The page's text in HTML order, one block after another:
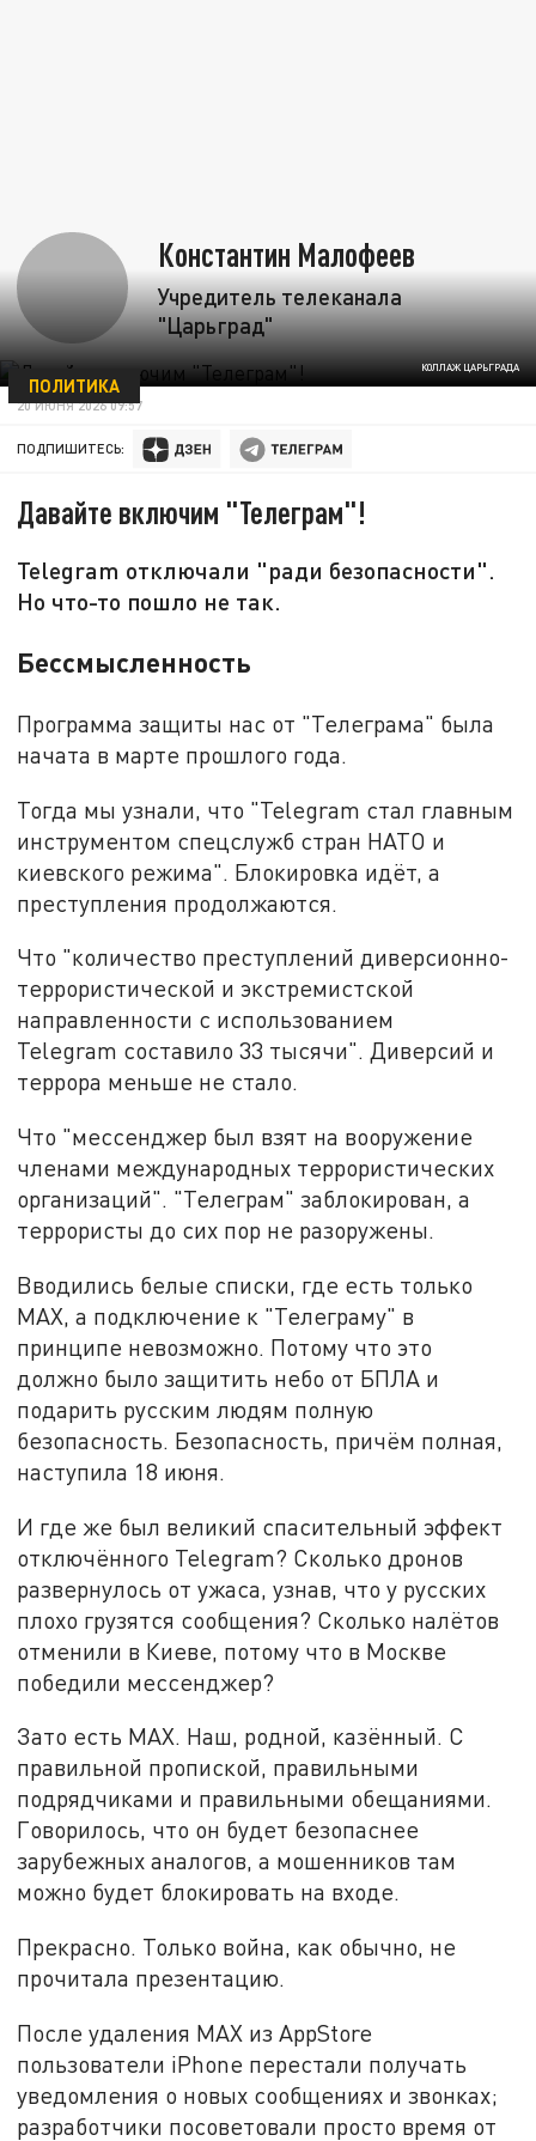
Константин Малофеев
Учредитель телеканала
"Царьград"
КОЛЛАЖ ЦАРЬГРАДА
ПОЛИТИКА
20 ИЮНЯ 2026 09:57
ПОДПИШИТЕСЬ:
Давайте включим "Телеграм"!
Telegram отключали "ради безопасности".
Но что-то пошло не так.
Бессмысленность
Программа защиты нас от "Телеграма" была
начата в марте прошлого года.
Тогда мы узнали, что "Telegram стал главным
инструментом спецслужб стран НАТО и
киевского режима". Блокировка идёт, а
преступления продолжаются.
Что "количество преступлений диверсионно-
террористической и экстремистской
направленности с использованием
Telegram составило 33 тысячи". Диверсий и
террора меньше не стало.
Что "мессенджер был взят на вооружение
членами международных террористических
организаций". "Телеграм" заблокирован, а
террористы до сих пор не разоружены.
Вводились белые списки, где есть только
MAX, а подключение к "Телеграму" в
принципе невозможно. Потому что это
должно было защитить небо от БПЛА и
подарить русским людям полную
безопасность. Безопасность, причём полная,
наступила 18 июня.
И где же был великий спасительный эффект
отключённого Telegram? Сколько дронов
развернулось от ужаса, узнав, что у русских
плохо грузятся сообщения? Сколько налётов
отменили в Киеве, потому что в Москве
победили мессенджер?
Зато есть MAX. Наш, родной, казённый. С
правильной пропиской, правильными
подрядчиками и правильными обещаниями.
Говорилось, что он будет безопаснее
зарубежных аналогов, а мошенников там
можно будет блокировать на входе.
Прекрасно. Только война, как обычно, не
прочитала презентацию.
После удаления MAX из AppStore
пользователи iPhone перестали получать
уведомления о новых сообщениях и звонках;
разработчики посоветовали просто время от